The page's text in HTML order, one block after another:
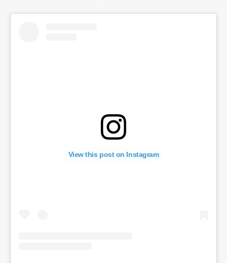
View this post on Instagram